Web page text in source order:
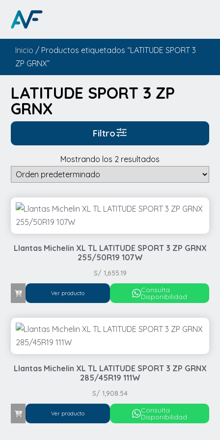
Inicio / Productos etiquetados “LATITUDE SPORT 3
ZP GRNX”
LATITUDE SPORT 3 ZP
GRNX
Mostrando los 2 resultados
Llantas Michelin XL TL LATITUDE SPORT 3 ZP GRNX
255/50R19 107W
S/ 1,655.19
Ver producto Consulta
Disponibilidad
Llantas Michelin XL TL LATITUDE SPORT 3 ZP GRNX
285/45R19 111W
S/ 1,908.54
Ver producto Consulta
Disponibilidad
Filtro